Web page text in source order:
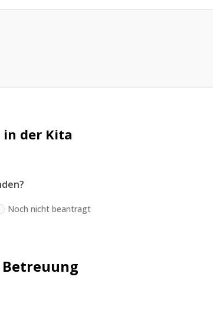
in der Kita
Noch nicht beantragt